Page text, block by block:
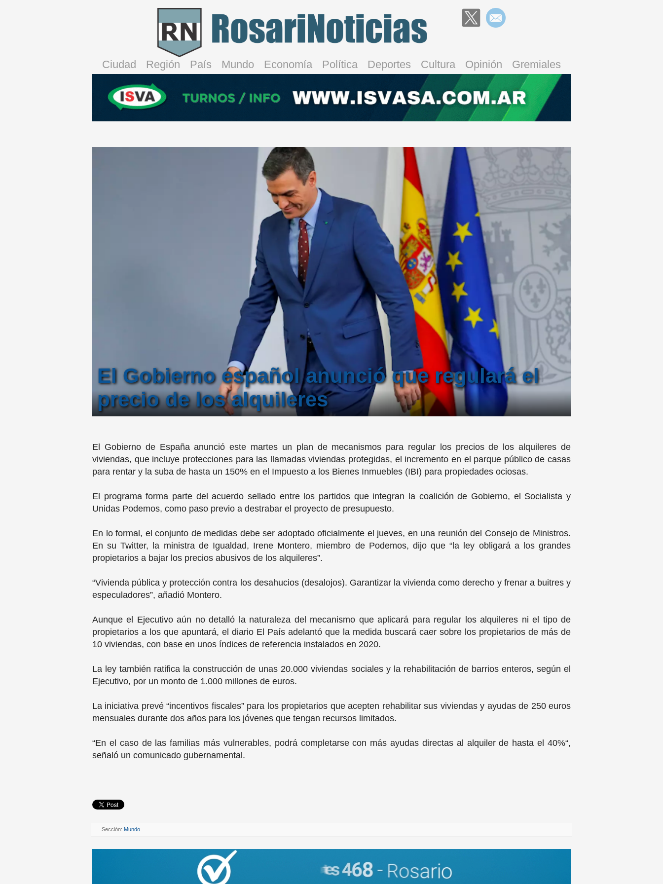
Ciudad Región País Mundo Economía Política Deportes Cultura Opinión Gremiales
El Gobierno español anunció que regulará el
precio de los alquileres
El Gobierno de España anunció este martes un plan de mecanismos para regular los precios de los alquileres de
viviendas, que incluye protecciones para las llamadas viviendas protegidas, el incremento en el parque público de casas
para rentar y la suba de hasta un 150% en el Impuesto a los Bienes Inmuebles (IBI) para propiedades ociosas.
El programa forma parte del acuerdo sellado entre los partidos que integran la coalición de Gobierno, el Socialista y
Unidas Podemos, como paso previo a destrabar el proyecto de presupuesto.
En lo formal, el conjunto de medidas debe ser adoptado oficialmente el jueves, en una reunión del Consejo de Ministros.
En su Twitter, la ministra de Igualdad, Irene Montero, miembro de Podemos, dijo que “la ley obligará a los grandes
propietarios a bajar los precios abusivos de los alquileres”.
“Vivienda pública y protección contra los desahucios (desalojos). Garantizar la vivienda como derecho y frenar a buitres y
especuladores”, añadió Montero.
Aunque el Ejecutivo aún no detalló la naturaleza del mecanismo que aplicará para regular los alquileres ni el tipo de
propietarios a los que apuntará, el diario El País adelantó que la medida buscará caer sobre los propietarios de más de
10 viviendas, con base en unos índices de referencia instalados en 2020.
La ley también ratifica la construcción de unas 20.000 viviendas sociales y la rehabilitación de barrios enteros, según el
Ejecutivo, por un monto de 1.000 millones de euros.
La iniciativa prevé “incentivos fiscales” para los propietarios que acepten rehabilitar sus viviendas y ayudas de 250 euros
mensuales durante dos años para los jóvenes que tengan recursos limitados.
“En el caso de las familias más vulnerables, podrá completarse con más ayudas directas al alquiler de hasta el 40%“,
señaló un comunicado gubernamental.
Sección: Mundo